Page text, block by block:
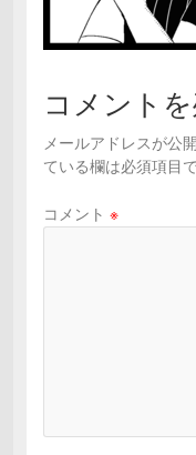
コメント
メールアドレスが公
ている欄は必須項目
コメント ※